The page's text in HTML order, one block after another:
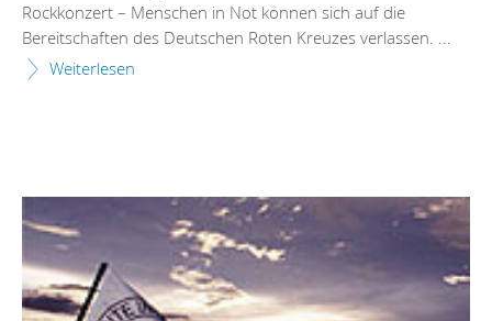
Rockkonzert – Menschen in Not können sich auf die
Bereitschaften des Deutschen Roten Kreuzes verlassen. ...
Weiterlesen